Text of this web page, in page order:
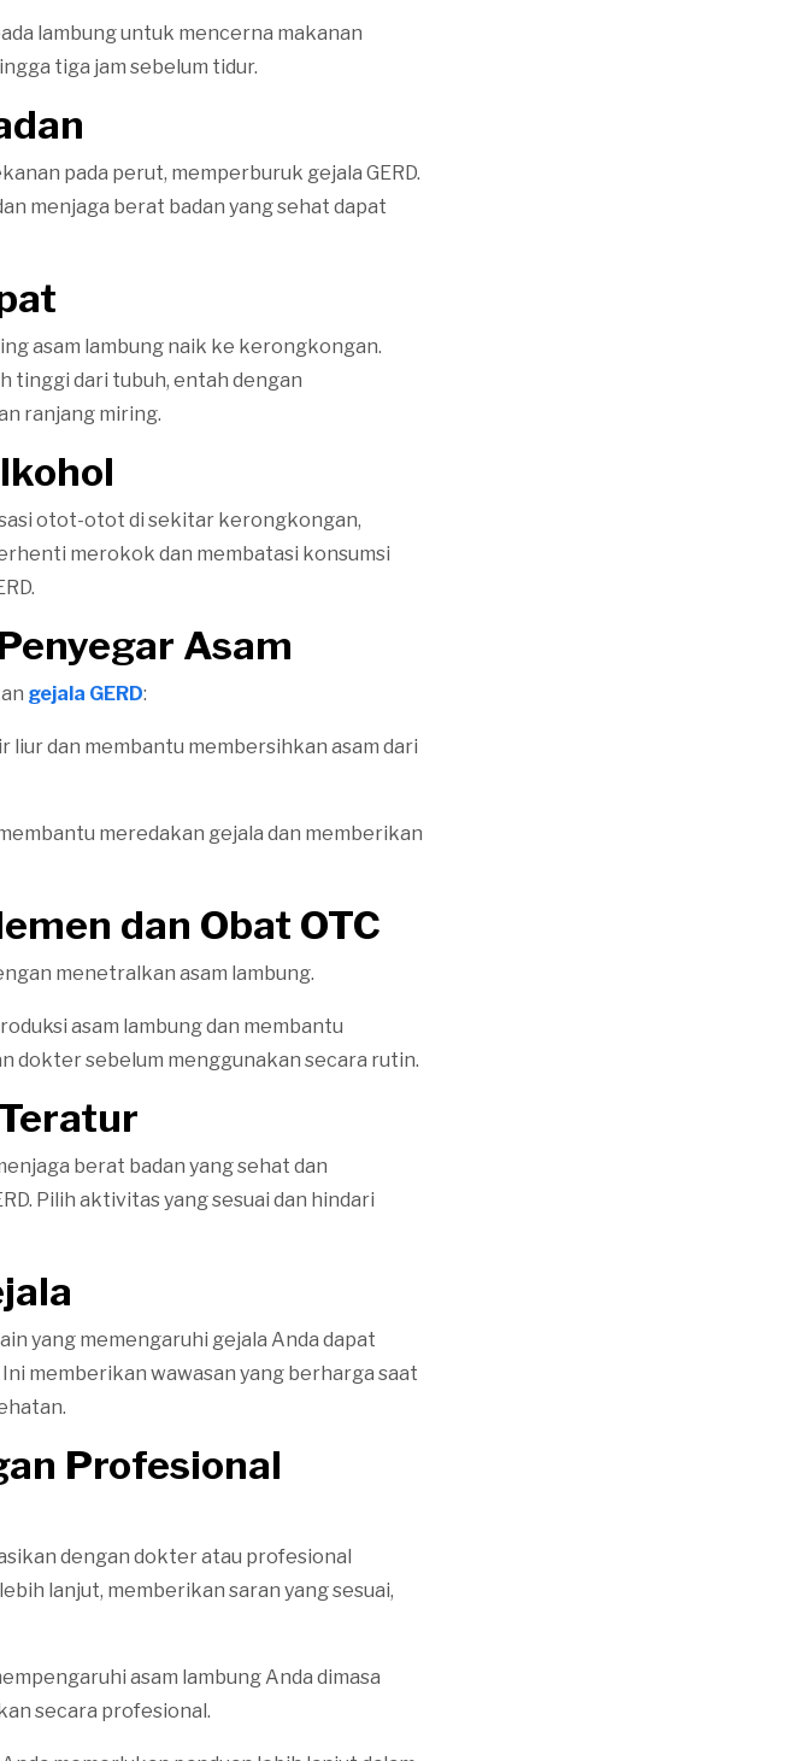
lambung untuk mencerna makanan
tiga jam sebelum tidur.
pada perut, memperburuk gejala GERD.
menjaga berat badan yang sehat dapat
asam lambung naik ke kerongkongan.
tinggi dari tubuh, entah dengan
ranjang miring.
otot-otot di sekitar kerongkongan,
merokok dan membatasi konsumsi
Asam
gejala GERD:
liur dan membantu membersihkan asam dari
meredakan gejala dan memberikan
dan Obat OTC
menetralkan asam lambung.
asam lambung dan membantu
dokter sebelum menggunakan secara rutin.
berat badan yang sehat dan
Pilih aktivitas yang sesuai dan hindari
yang memengaruhi gejala Anda dapat
memberikan wawasan yang berharga saat
Profesional
dengan dokter atau profesional
lanjut, memberikan saran yang sesuai,
asam lambung Anda dimasa
secara profesional.